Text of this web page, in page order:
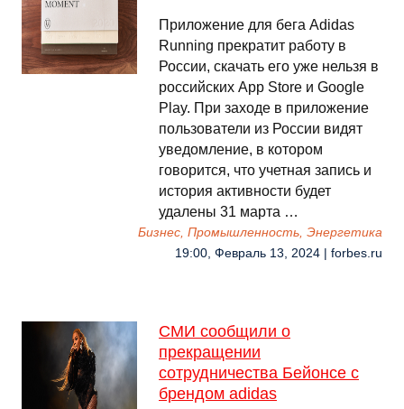
Приложение для бега Adidas
Running прекратит работу в
России, скачать его уже нельзя в
российских App Store и Google
Play. При заходе в приложение
пользователи из России видят
уведомление, в котором
говорится, что учетная запись и
история активности будет
удалены 31 марта …
Бизнес, Промышленность, Энергетика
19:00, Февраль 13, 2024 | forbes.ru
СМИ сообщили о
прекращении
сотрудничества Бейонсе с
брендом adidas